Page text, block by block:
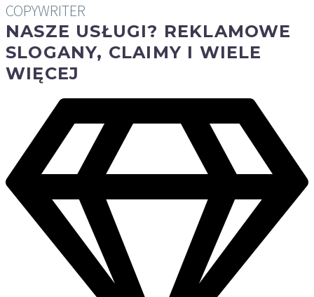
COPYWRITER
NASZE USŁUGI? REKLAMOWE
SLOGANY, CLAIMY I WIELE
WIĘCEJ